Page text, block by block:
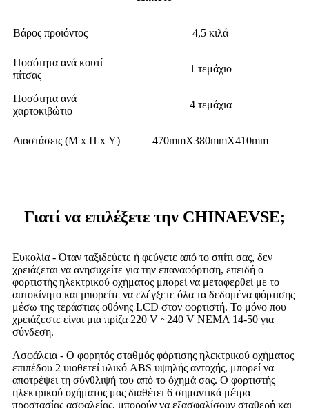
Βάρος προϊόντος 4,5 κιλά
Ποσότητα ανά κουτί
πίτσας
1 τεμάχιο
Ποσότητα ανά
χαρτοκιβώτιο
4 τεμάχια
Διαστάσεις (Μ x Π x Υ) 470mmX380mmX410mm
Γιατί να επιλέξετε την CHINAEVSE;
Ευκολία - Όταν ταξιδεύετε ή φεύγετε από το σπίτι σας, δεν
χρειάζεται να ανησυχείτε για την επαναφόρτιση, επειδή ο
φορτιστής ηλεκτρικού οχήματος μπορεί να μεταφερθεί με το
αυτοκίνητο και μπορείτε να ελέγξετε όλα τα δεδομένα φόρτισης
μέσω της τεράστιας οθόνης LCD στον φορτιστή. Το μόνο που
χρειάζεστε είναι μια πρίζα 220 V ~240 V NEMA 14-50 για
σύνδεση.
Ασφάλεια - Ο φορητός σταθμός φόρτισης ηλεκτρικού οχήματος
επιπέδου 2 υιοθετεί υλικό ABS υψηλής αντοχής, μπορεί να
αποτρέψει τη σύνθλιψή του από το όχημά σας. Ο φορτιστής
ηλεκτρικού οχήματος μας διαθέτει 6 σημαντικά μέτρα
προστασίας ασφαλείας, μπορούν να εξασφαλίσουν σταθερή και